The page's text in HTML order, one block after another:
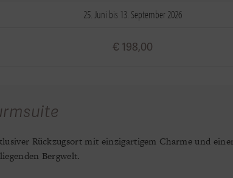
25. Juni bis 13. September 2026
€ 198,00
Rückzugsort mit einzigartigem Charme und
Bergwelt.